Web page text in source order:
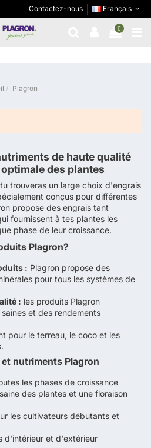
Contactez-nous Français
0
Plagron
de haute qualité
des plantes
tu trouveras un large choix d'engrais
conçus pour différentes
propose des engrais tant
fournissent à tes plantes les
phase de leur croissance.
Plagron?
: Plagron propose des
pour tous les systèmes de
: les produits Plagron
et des rendements
pour le terreau, le coco et les
nutriments Plagron
les phases de croissance
des plantes et une floraison
les cultivateurs débutants et
d'intérieur et d'extérieur